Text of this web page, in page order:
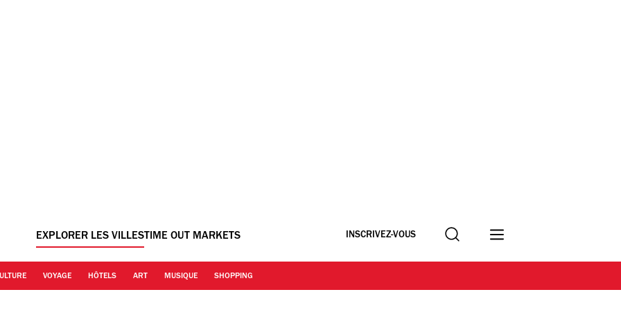
EXPLORER LES VILLESTIME OUT MARKETS INSCRIVEZ-VOUS Recherche
VOYAGE HÔTELS ART MUSIQUE SHOPPING